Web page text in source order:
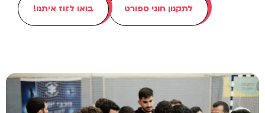
לתקנון חוגי ספורט בואו לזוז איתנו!